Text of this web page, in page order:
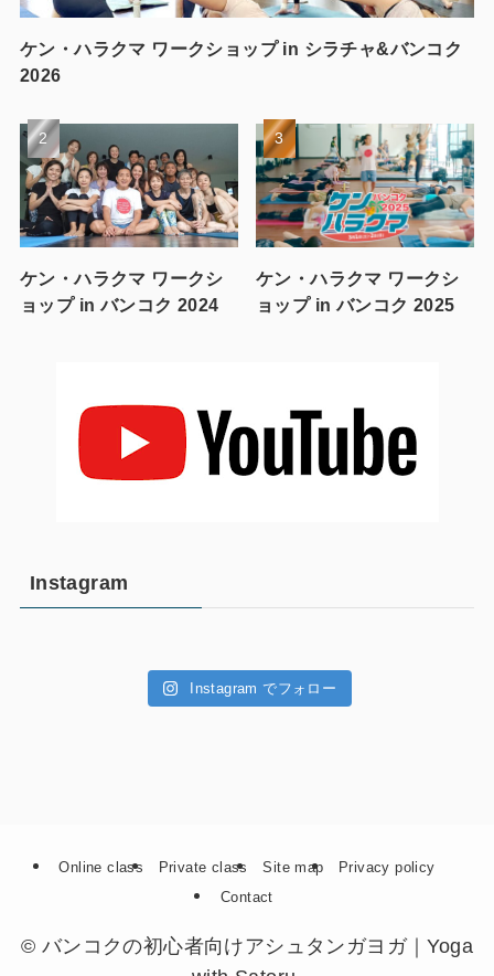
ケン・ハラクマ ワークショップ in シラチャ&バンコク
2026
ケン・ハラクマ ワークシ
ョップ in バンコク 2024
ケン・ハラクマ ワークシ
ョップ in バンコク 2025
Instagram
Instagram でフォロー
Online class Private class Site map
Privacy policy
Contact
© バンコクの初心者向けアシュタンガヨガ｜Yoga